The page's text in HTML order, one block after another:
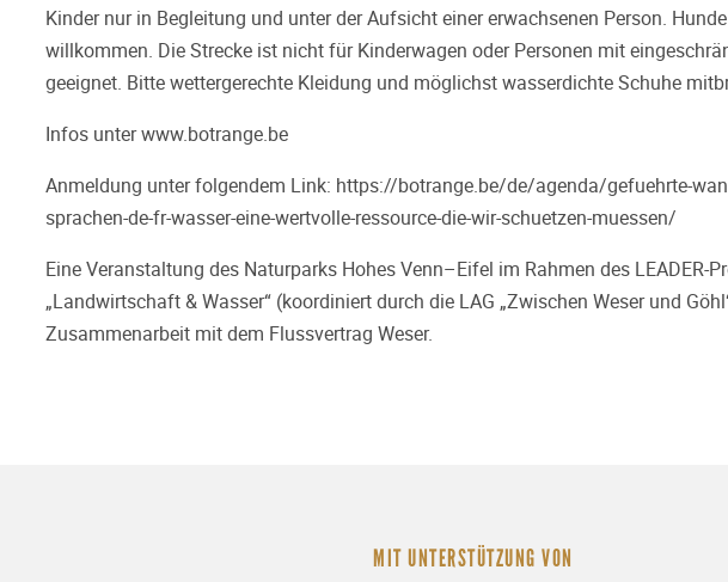
Kinder nur in Begleitung und unter der Aufsicht einer erwachsenen Person.
willkommen. Die Strecke ist nicht für Kinderwagen oder Personen mit
geeignet. Bitte wettergerechte Kleidung und möglichst wasserdichte Schuhe
Infos unterwww.botrange.be
Anmeldung unter folgendem Link: https://botrange.be/de/agenda/gefuehrte-
sprachen-de-fr-wasser-eine-wertvolle-ressource-die-wir-schuetzen-muessen/
Eine Veranstaltung des Naturparks Hohes Venn–Eifel im Rahmen des LEADER-
„Landwirtschaft & Wasser“ (koordiniert durch die LAG „Zwischen Weser und
Zusammenarbeit mit dem Flussvertrag Weser.
MIT UNTERSTÜTZUNG VON